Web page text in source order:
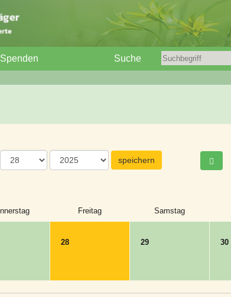
Spenden Suche
Freitag Samstag
28 29 30